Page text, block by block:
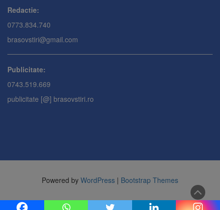
Redactie:
0773.834.740
brasovstiri@gmail.com
Publicitate:
0743.519.669
publicitate [@] brasovstiri.ro
Powered by WordPress | Bootstrap Themes